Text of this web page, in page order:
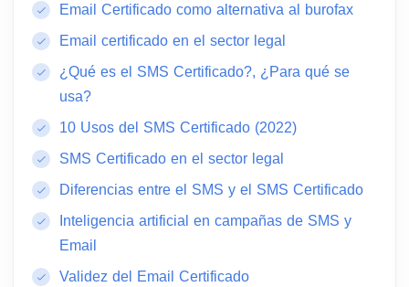
Email Certificado como alternativa al burofax
Email certificado en el sector legal
¿Qué es el SMS Certificado?, ¿Para qué se
usa?
10 Usos del SMS Certificado (2022)
SMS Certificado en el sector legal
Diferencias entre el SMS y el SMS Certificado
Inteligencia artificial en campañas de SMS y
Email
Validez del Email Certificado